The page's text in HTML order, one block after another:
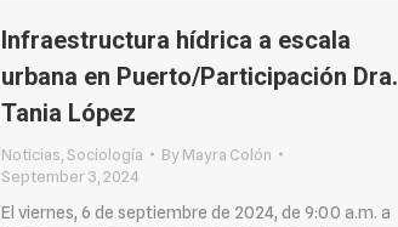
Infraestructura hídrica a escala
urbana en Puerto/Participación Dra.
Tania López
Noticias Sociología ByMayra Colón
September 3, 2024
El viernes, 6 de septiembre de 2024, de 9:00 a.m. a